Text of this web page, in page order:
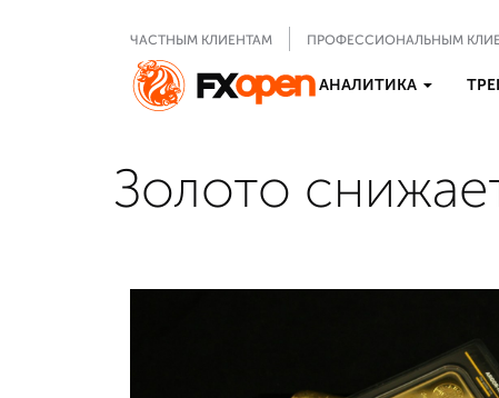
ЧАСТНЫМ КЛИЕНТАМ ПРОФЕССИОНАЛЬНЫМ
АНАЛИТИКА
Золото